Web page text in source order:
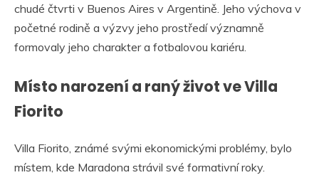
chudé čtvrti v Buenos Aires v Argentině. Jeho výchova v
početné rodině a výzvy jeho prostředí významně
formovaly jeho charakter a fotbalovou kariéru.
Místo narození a raný život ve Villa
Fiorito
Villa Fiorito, známé svými ekonomickými problémy, bylo
místem, kde Maradona strávil své formativní roky.